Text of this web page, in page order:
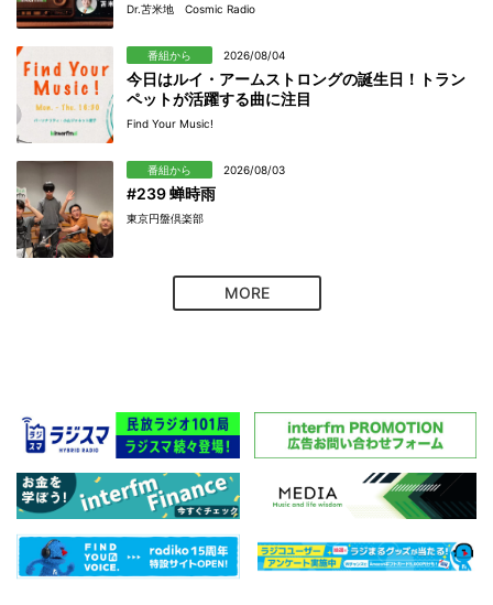
Dr.苫米地 Cosmic Radio
番組から 2026/08/04
今日はルイ・アームストロングの誕生日！トラン
ペットが活躍する曲に注目
Find Your Music!
番組から 2026/08/03
#239 蝉時雨
東京円盤倶楽部
MORE